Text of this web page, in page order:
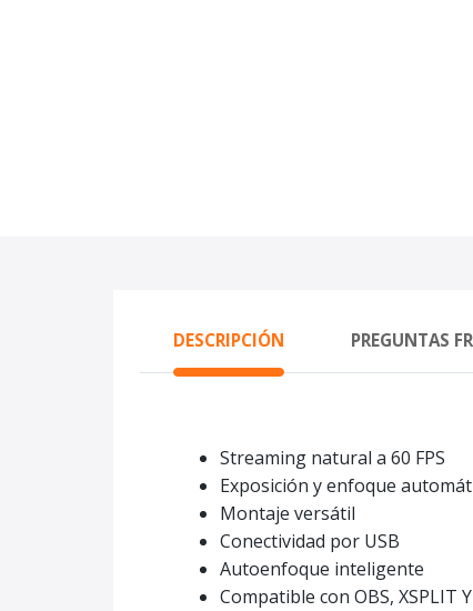
DESCRIPCIÓN PREGUNTAS
Streaming natural a 60 FPS
Exposición y enfoque
Montaje versátil
Conectividad por USB
Autoenfoque inteligente
Compatible con OBS, XSPLIT